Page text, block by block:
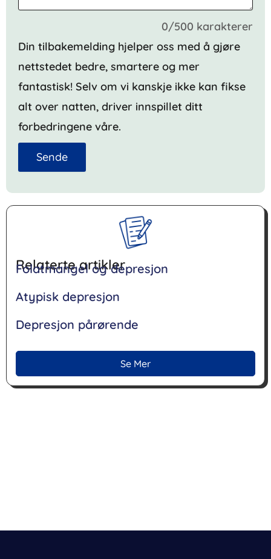
0/500 karakterer
Din tilbakemelding hjelper oss med å gjøre
nettstedet bedre, smartere og mer
fantastisk! Selv om vi kanskje ikke kan fikse
alt over natten, driver innspillet ditt
forbedringene våre.
Sende
Relaterte artikler
Folatmangel og depresjon
Atypisk depresjon
Depresjon pårørende
Se Mer